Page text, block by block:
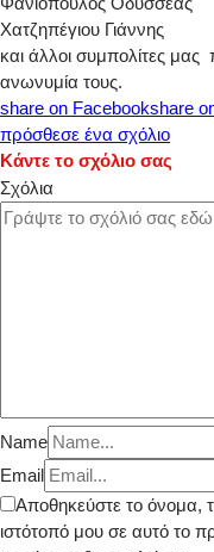
Χατζηπέγιου Γιάννης
και άλλοι συμπολίτες
ανωνυμία τους.
share on Facebookshare
πρόσθεσε ένα σχόλιο
Κάντε το σχόλιο σας
Σχόλια
Name
Email
Αποθηκεύστε το όνομα,
ιστότοπό μου σε αυτό το